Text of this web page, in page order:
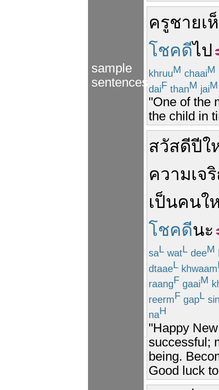
sample
sentences
ครูชายเ
โชคดีไป
khruuM chaaiM
daiF thanM jaiM
"One of the
the child in
สวัสดีปีใ
ความเจ
เป็นคนใ
โชคดีนะ
saL watL deeM
dtaaeL khwaam
raangF gaaiM
reermF gapL
naH
"Happy
successful;
being.
Good luck